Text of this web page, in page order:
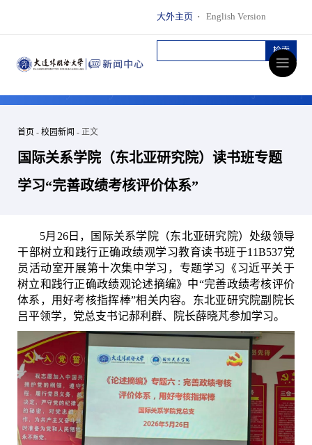
大外主页 · English Version
首页 - 校园新闻 - 正文
国际关系学院（东北亚研究院）读书班专题
学习“完善政绩考核评价体系”
5月 26日，国际关系学院（东北亚研究院）处级领导
干部树立和践行正确政绩观学习教育读书班于11B537党
员活动室开展第十次集中学习，专题学习《习近平关于
树立和践行正确政绩观论述摘编》中“完善政绩考核评价
体系，用好考核指挥棒”相关内容。东北亚研究院副院长
吕平领学，党总支书记郝利群、院长薛晓芃参加学习。